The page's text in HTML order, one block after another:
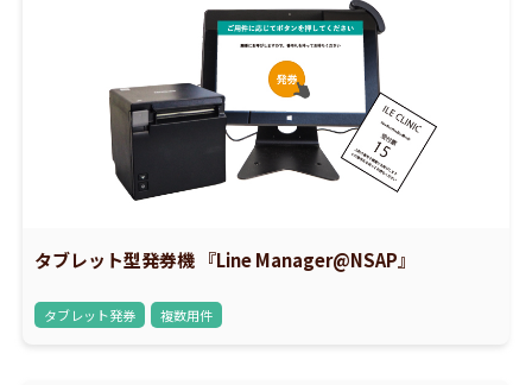
タブレット型発券機 『Line Manager@NSAP』
タブレット発券 複数用件